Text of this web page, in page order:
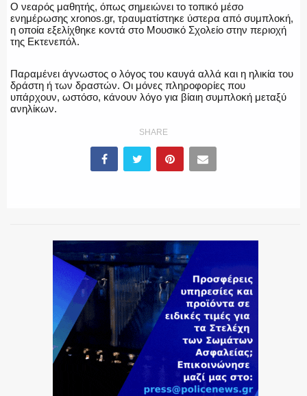
ΛΙΜΕΝΙΚΟ
ΕΝΟΠΛΕΣ ΔΥΝΑΜΕΙΣ
Η ΦΩΝΗ ΣΟΥ
ΟΠΛΑ/ΕΞΟΠΛΙΣΜΟΣ
Ο νεαρός μαθητής, όπως σημειώνει το τοπικό μέσο
ενημέρωσης xronos.gr, τραυματίστηκε ύστερα από συμπλοκή,
η οποία εξελίχθηκε κοντά στο Μουσικό Σχολείο στην περιοχή
της Εκτενεπόλ.
Παραμένει άγνωστος ο λόγος του καυγά αλλά και η ηλικία του
δράστη ή των δραστών. Οι μόνες πληροφορίες που
υπάρχουν, ωστόσο, κάνουν λόγο για βίαιη συμπλοκή μεταξύ
ανηλίκων.
SHARE